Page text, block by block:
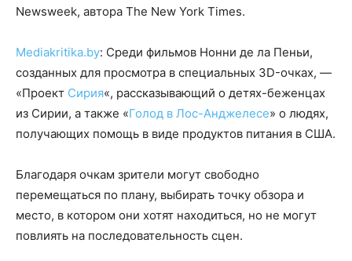
Newsweek, автора The New York Times.
Mediakritika.by: Среди фильмов Нонни де ла Пеньи,
созданных для просмотра в специальных 3D-очках, —
«Проект Сирия«, рассказывающий о детях-беженцах
из Сирии, а также «Голод в Лос-Анджелесе» о людях,
получающих помощь в виде продуктов питания в США.
Благодаря очкам зрители могут свободно
перемещаться по плану, выбирать точку обзора и
место, в котором они хотят находиться, но не могут
повлиять на последовательность сцен.